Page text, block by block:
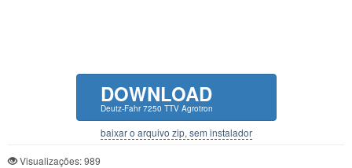
DOWNLOAD
Deutz-Fahr 7250 TTV Agrotron
baixar o arquivo zip, sem instalador
Visualizações: 989